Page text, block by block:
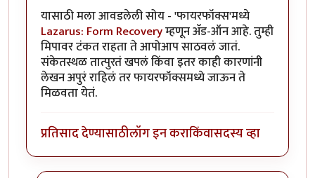
यासाठी मला आवडलेली सोय - 'फायरफॉक्स'मध्ये
Lazarus: Form Recoveryम्हणून अ‍ॅड-ऑन आहे. तुम्ही
मिपावर टंकत राहता ते आपोआप साठवलं जातं.
संकेतस्थळ तात्पुरतं खपलं किंवा इतर काही कारणांनी
लेखन अपुरं राहिलं तर फायरफॉक्समध्ये जाऊन ते
मिळवता येतं.
प्रतिसाद देण्यासाठीलॉग इन कराकिंवासदस्य व्हा